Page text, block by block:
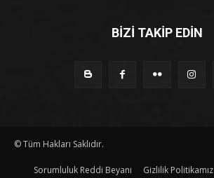
BİZİ TAKİP EDİN
© Tüm Hakları Saklıdır.
Sorumluluk Reddi Beyanı Gizlilik Politikamız